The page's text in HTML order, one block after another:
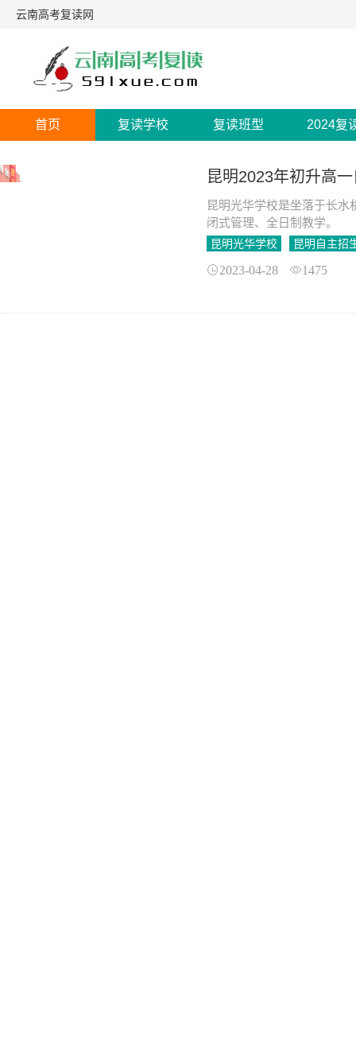
云南高考复读网
首页 复读学校 复读班型 2024复
昆明2023年初升高
昆明光华学校是坐落于长水
闭式管理、全日制教学。
昆明光华学校 昆明自主招
2023-04-28 1475